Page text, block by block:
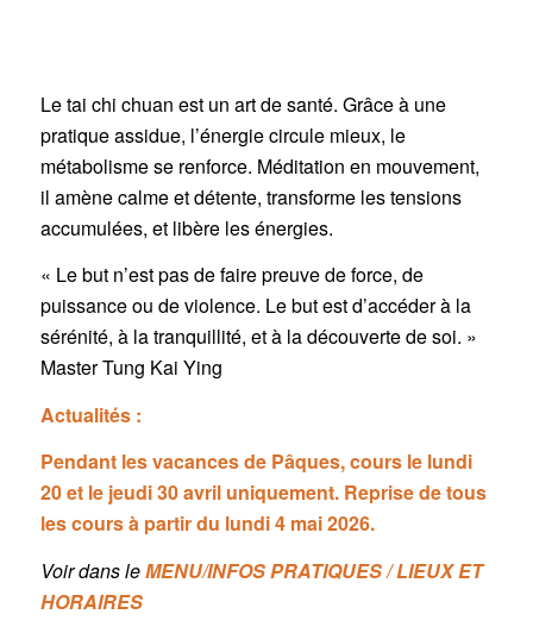
Le tai chi chuan est un art de santé. Grâce à une
pratique assidue, l’énergie circule mieux, le
métabolisme se renforce. Méditation en mouvement,
il amène calme et détente, transforme les tensions
accumulées, et libère les énergies.
« Le but n’est pas de faire preuve de force, de
puissance ou de violence. Le but est d’accéder à la
sérénité, à la tranquillité, et à la découverte de soi. »
Master Tung Kai Ying
Actualités :
Pendant les vacances de Pâques, cours le lundi
20 et le jeudi 30 avril uniquement. Reprise de tous
les cours à partir du lundi 4 mai 2026.
Voir dans leMENU/INFOS PRATIQUES / LIEUX ET
HORAIRES